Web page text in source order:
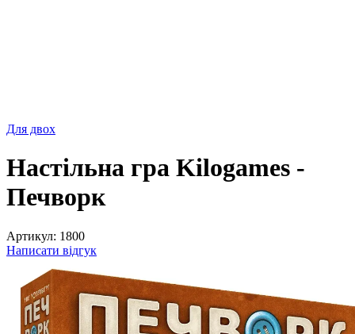
Для двох
Настільна гра Kilogames -
Печворк
Артикул: 1800
Написати відгук